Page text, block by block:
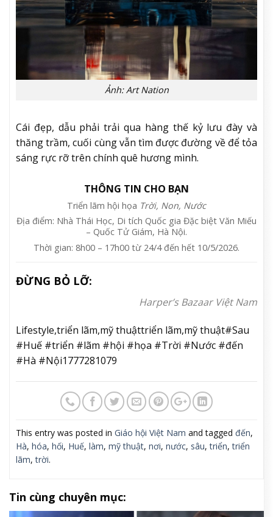
Ảnh: Art Nation
Cái đẹp, dẫu phải trải qua hàng thế kỷ lưu đày và
thăng trầm, cuối cùng vẫn tìm được đường về để tỏa
sáng rực rỡ trên chính quê hương mình.
THÔNG TIN CHO BẠN
Triển lãm hội họa Trời, Non, Nước
Địa điểm: Nhà Thái Học, Di tích Quốc gia Đặc biệt Văn Miếu
– Quốc Tử Giám, Hà Nội.
Thời gian: 8h00 – 17h00 từ 24/4 đến hết 10/5/2026.
ĐỪNG BỎ LỠ:
Harper’s Bazaar Việt Nam
Lifestyle,triển lãm,mỹ thuậttriển lãm,mỹ thuật#Sau
#Huế #triển #lãm #hội #họa #Trời #Nước #đến
#Hà #Nội1777281079
This entry was posted in Giáo hội Việt Nam and tagged đến,
Hà, hóa, hối, Huế, làm, mỹ thuật, nơi, nước, sâu,triển,triển
lãm,trời.
Tin cùng chuyên mục: